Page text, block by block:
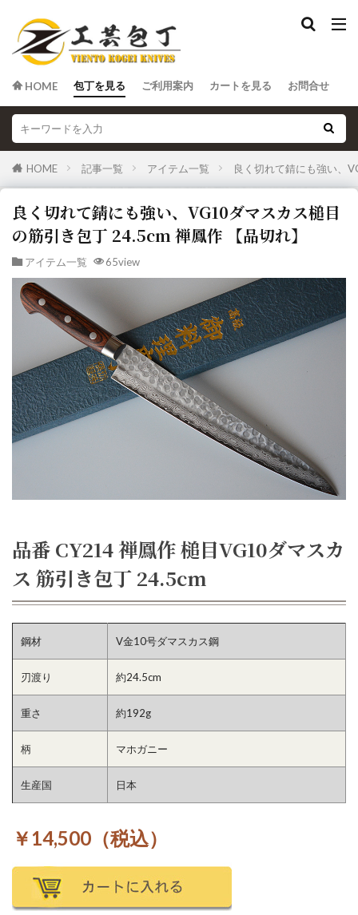
HOME 包丁を見る ご利用案内 カートを見る お問合せ
HOME 記事一覧 アイテム一覧 良く切れて錆にも強い、
良く切れて錆にも強い、VG10ダマスカス槌目
の筋引き包丁 24.5cm 禅鳳作 【品切れ】
アイテム一覧 65view
品番 CY214 禅鳳作 槌目VG10ダマスカ
ス 筋引き包丁 24.5cm
鋼材 V金10号ダマスカス鋼
刃渡り 約24.5cm
重さ 約192g
柄 マホガニー
生産国 日本
￥14,500（税込）